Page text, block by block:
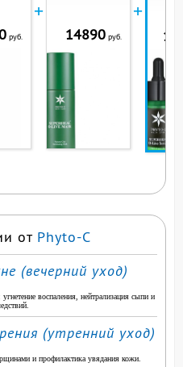
руб.
+
14890 руб.
+
от Phyto-C
(вечерний уход)
воспаления, нейтрализация сыпи и
(утренний уход)
и профилактика увядания кожи.